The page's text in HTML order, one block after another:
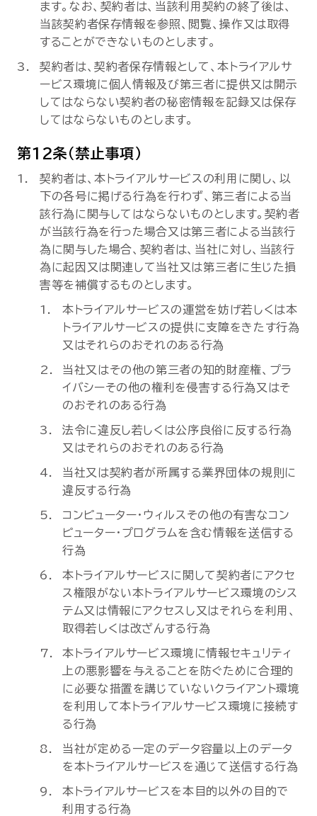
ます。なお、契約者は、当該利用契約の終了後は、
当該契約者保存情報を参照、閲覧、操作又は取得
することができないものとします。
契約者は、契約者保存情報として、本トライアルサ
ービス環境に個人情報及び第三者に提供又は開示
してはならない契約者の秘密情報を記録又は保存
してはならないものとします。
第12条（禁止事項）
契約者は、本トライアルサービスの利用に関し、以
下の各号に掲げる行為を行わず、第三者による当
該行為に関与してはならないものとします。契約者
が当該行為を行った場合又は第三者による当該行
為に関与した場合、契約者は、当社に対し、当該行
為に起因又は関連して当社又は第三者に生じた損
害等を補償するものとします。
本トライアルサービスの運営を妨げ若しくは本
トライアルサービスの提供に支障をきたす行為
又はそれらのおそれのある行為
当社又はその他の第三者の知的財産権、プラ
イバシーその他の権利を侵害する行為又はそ
のおそれのある行為
法令に違反し若しくは公序良俗に反する行為
又はそれらのおそれのある行為
当社又は契約者が所属する業界団体の規則に
違反する行為
コンピューター・ウィルスその他の有害なコン
ピューター・プログラムを含む情報を送信する
行為
本トライアルサービスに関して契約者にアクセ
ス権限がない本トライアルサービス環境のシス
テム又は情報にアクセスし又はそれらを利用、
取得若しくは改ざんする行為
本トライアルサービス環境に情報セキュリティ
上の悪影響を与えることを防ぐために合理的
に必要な措置を講じていないクライアント環境
を利用して本トライアルサービス環境に接続す
る行為
当社が定める一定のデータ容量以上のデータ
を本トライアルサービスを通じて送信する行為
本トライアルサービスを本目的以外の目的で
利用する行為